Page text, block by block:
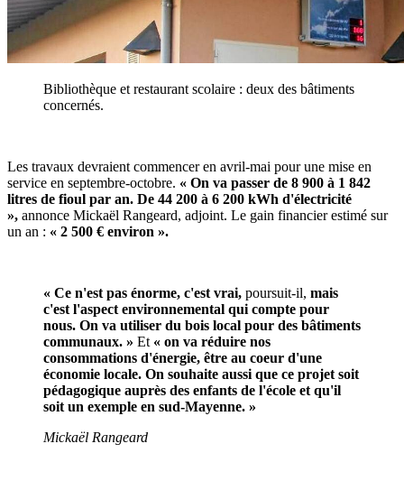
Bibliothèque et restaurant scolaire : deux des bâtiments
concernés.
Les travaux devraient commencer en avril-mai pour une mise en
service en septembre-octobre. « On va passer de 8 900 à 1 842
litres de fioul par an. De 44 200 à 6 200 kWh d'électricité
», annonce Mickaël Rangeard, adjoint. Le gain financier estimé sur
un an : « 2 500 € environ ».
« Ce n'est pas énorme, c'est vrai, poursuit-il, mais
c'est l'aspect environnemental qui compte pour
nous. On va utiliser du bois local pour des bâtiments
communaux. » Et « on va réduire nos
consommations d'énergie, être au coeur d'une
économie locale. On souhaite aussi que ce projet soit
pédagogique auprès des enfants de l'école et qu'il
soit un exemple en sud-Mayenne. »
Mickaël Rangeard